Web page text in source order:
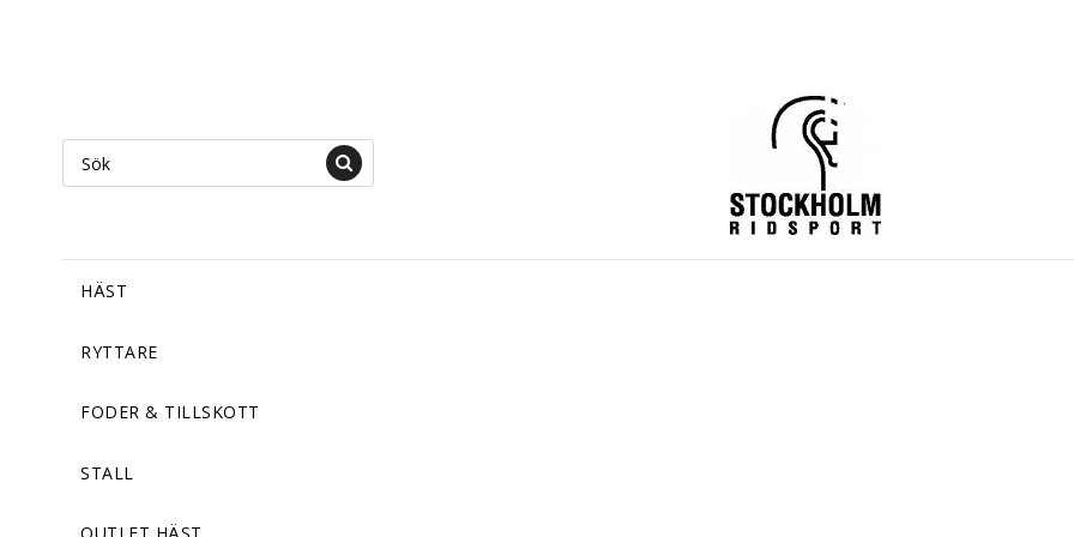
HÄST
RYTTARE
FODER & TILLSKOTT
STALL